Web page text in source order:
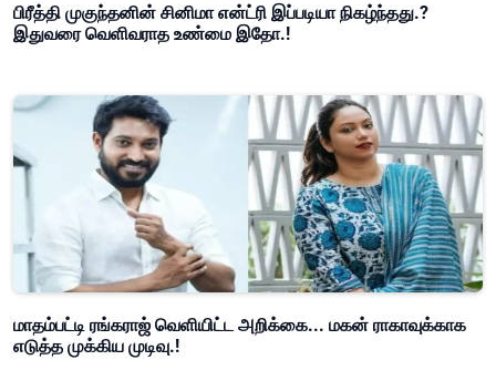
பிரீத்தி முகுந்தனின் சினிமா என்ட்ரி இப்படியா நிகழ்ந்தது.?
இதுவரை வெளிவராத உண்மை இதோ.!
மாதம்பட்டி ரங்கராஜ் வெளியிட்ட அறிக்கை... மகன் ராகாவுக்காக
எடுத்த முக்கிய முடிவு.!